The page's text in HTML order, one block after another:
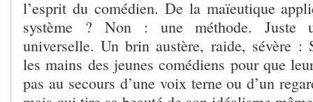
l’esprit du comédien. De la maïeutique
système ? Non : une méthode. Juste
universelle. Un brin austère, raide, sévère :
les mains des jeunes comédiens pour que
pas au secours d’une voix terne ou d’un